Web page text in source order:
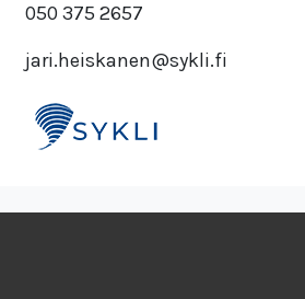
050 375 2657
jari.heiskanen@sykli.fi